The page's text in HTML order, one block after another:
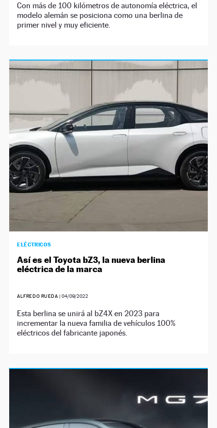
Con más de 100 kilómetros de autonomía eléctrica, el
modelo alemán se posiciona como una berlina de
primer nivel y muy eficiente.
ELÉCTRICOS
Así es el Toyota bZ3, la nueva berlina
eléctrica de la marca
ALFREDO RUEDA | 04/09/2022
Esta berlina se unirá al bZ4X en 2023 para
incrementar la nueva familia de vehículos 100%
eléctricos del fabricante japonés.